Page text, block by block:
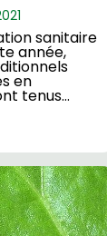
sanitaire
année,
en
tenus…